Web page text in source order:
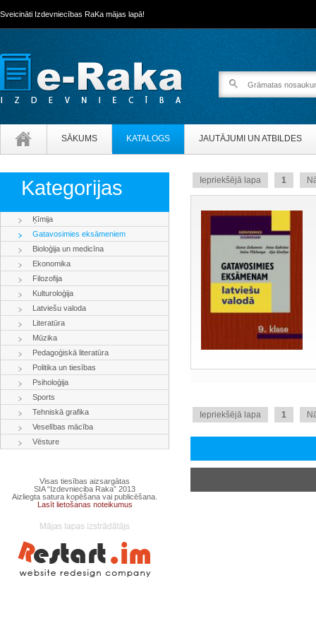
Sveicināti Izdevniecības RaKa mājas lapā!
SĀKUMS KATALOGS JAUTĀJUMI UN ATBILDES
Kategorijas
Ķīmija
Gatavosimies eksāmeniem
Bioloģija un medicīna
Ekonomika
Filozofija
Kulturoloģija
Latviešu valoda
Literatūra
Mūzika
Pedagoģiskā literatūra
Politika un tiesības
Psiholoģija
Sports
Tehniskā grafika
Veselības mācība
Vēsture
Visas tiesības aizsargātas
SIA “Izdevnieciba Raka” 2013
Aizliegta satura kopēšana vai publicēšana.
Lasīt lietošanas noteikumus
Iepriekšējā lapa 1
Iepriekšējā lapa 1